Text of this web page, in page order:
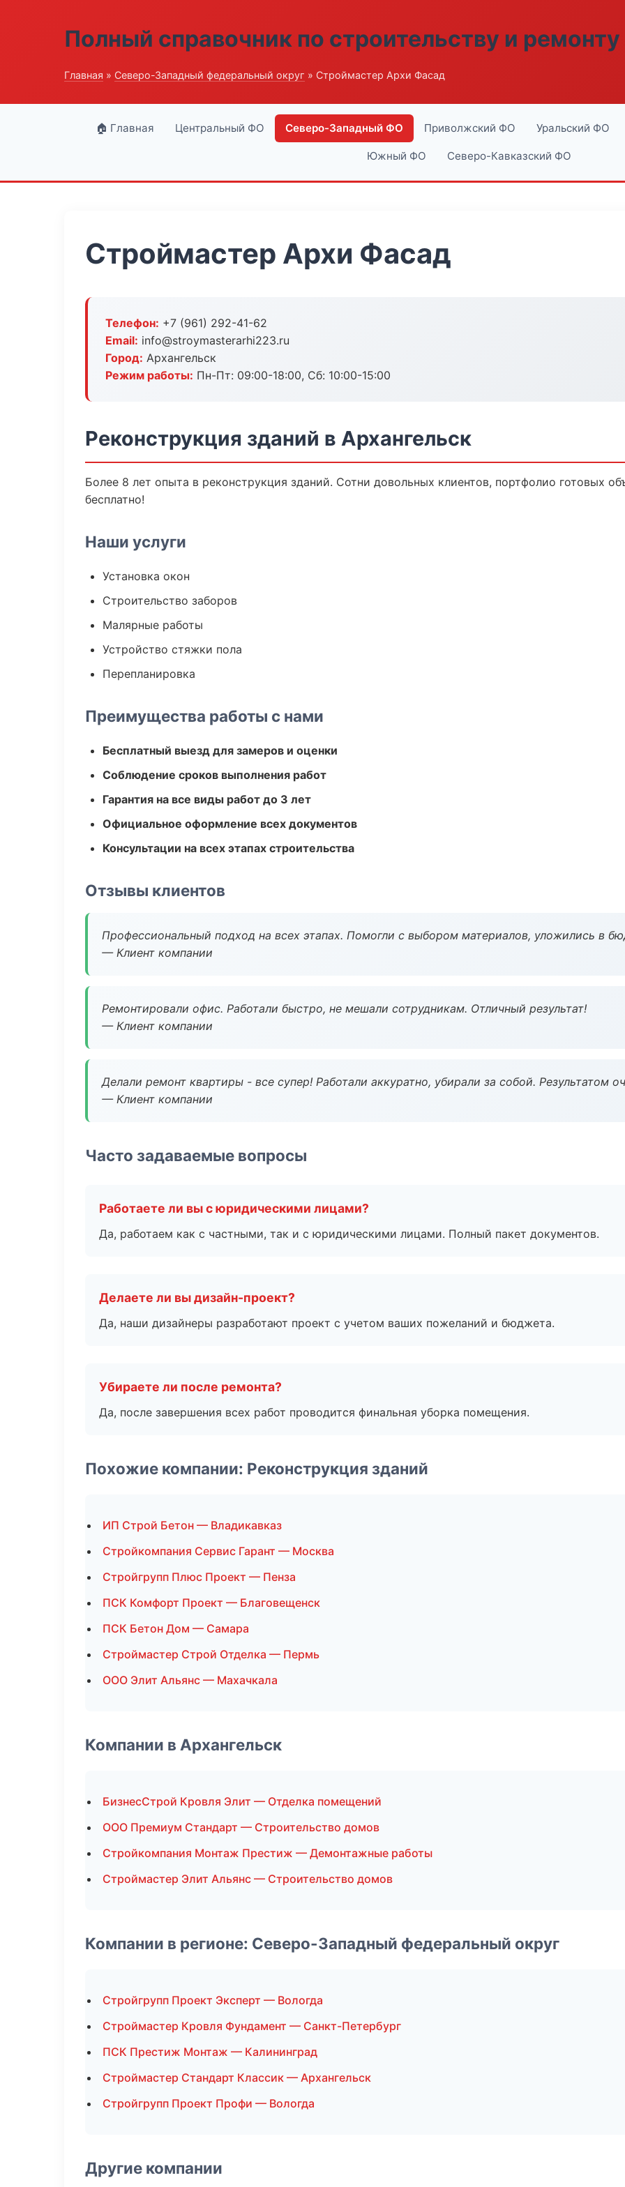
Полный справочник по строительству и ремонту
Главная » Северо-Западный федеральный округ » Строймастер Архи Фасад
🏠 Главная Центральный ФО Северо-Западный ФО Приволжский ФО Уральский ФО
Южный ФО Северо-Кавказский ФО
Строймастер Архи Фасад
Телефон: +7 (961) 292-41-62
Email: info@stroymasterarhi223.ru
Город: Архангельск
Режим работы: Пн-Пт: 09:00-18:00, Сб: 10:00-15:00
Реконструкция зданий в Архангельск
Более 8 лет опыта в реконструкция зданий. Сотни довольных клиентов, портфолио готовых
бесплатно!
Наши услуги
Установка окон
Строительство заборов
Малярные работы
Устройство стяжки пола
Перепланировка
Преимущества работы с нами
Бесплатный выезд для замеров и оценки
Соблюдение сроков выполнения работ
Гарантия на все виды работ до 3 лет
Официальное оформление всех документов
Консультации на всех этапах строительства
Отзывы клиентов
Профессиональный подход на всех этапах. Помогли с выбором материалов, уложились в
— Клиент компании
Ремонтировали офис. Работали быстро, не мешали сотрудникам. Отличный результат!
— Клиент компании
Делали ремонт квартиры - все супер! Работали аккуратно, убирали за собой. Результатом
— Клиент компании
Часто задаваемые вопросы
Работаете ли вы с юридическими лицами?
Да, работаем как с частными, так и с юридическими лицами. Полный пакет документов.
Делаете ли вы дизайн-проект?
Да, наши дизайнеры разработают проект с учетом ваших пожеланий и бюджета.
Убираете ли после ремонта?
Да, после завершения всех работ проводится финальная уборка помещения.
Похожие компании: Реконструкция зданий
ИП Строй Бетон — Владикавказ
Стройкомпания Сервис Гарант — Москва
Стройгрупп Плюс Проект — Пенза
ПСК Комфорт Проект — Благовещенск
ПСК Бетон Дом — Самара
Строймастер Строй Отделка — Пермь
ООО Элит Альянс — Махачкала
Компании в Архангельск
БизнесСтрой Кровля Элит — Отделка помещений
ООО Премиум Стандарт — Строительство домов
Стройкомпания Монтаж Престиж — Демонтажные работы
Строймастер Элит Альянс — Строительство домов
Компании в регионе: Северо-Западный федеральный округ
Стройгрупп Проект Эксперт — Вологда
Строймастер Кровля Фундамент — Санкт-Петербург
ПСК Престиж Монтаж — Калининград
Строймастер Стандарт Классик — Архангельск
Стройгрупп Проект Профи — Вологда
Другие компании